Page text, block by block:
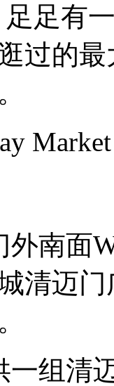
足足有
过的
Market
南面
迈门
一组清